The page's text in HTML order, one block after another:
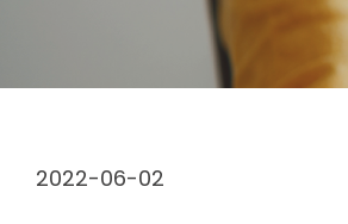
2022-06-02